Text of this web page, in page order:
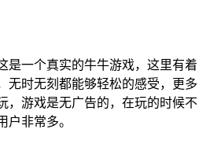
是一个真实的牛牛游戏，这里有着
无时无刻都能够轻松的感受，更多
，游戏是无广告的，在玩的时候不
户非常多。